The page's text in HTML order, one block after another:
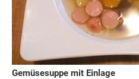
Gemüsesuppe mit Einlage